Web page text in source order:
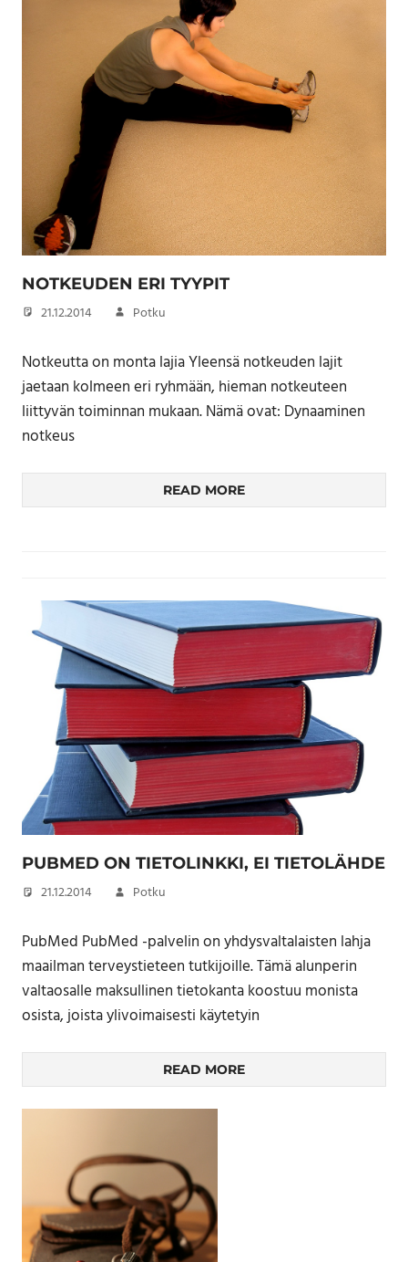
NOTKEUDEN ERI TYYPIT
21.12.2014 Potku
Notkeutta on monta lajia Yleensä notkeuden lajit
jaetaan kolmeen eri ryhmään, hieman notkeuteen
liittyvän toiminnan mukaan. Nämä ovat: Dynaaminen
notkeus
READ MORE
PUBMED ON TIETOLINKKI, EI TIETOLÄHDE
21.12.2014 Potku
PubMed PubMed -palvelin on yhdysvaltalaisten lahja
maailman terveystieteen tutkijoille. Tämä alunperin
valtaosalle maksullinen tietokanta koostuu monista
osista, joista ylivoimaisesti käytetyin
READ MORE